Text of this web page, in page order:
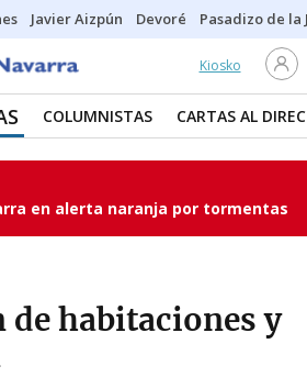
Javier Aizpún Devoré Pasadizo de la
Kiosko
COLUMNISTAS CARTAS AL
en alerta naranja por tormentas
de habitaciones y